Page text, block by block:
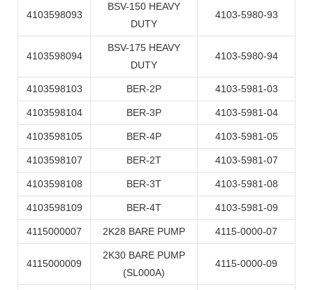
4103598093
BSV-150 HEAVY
DUTY
4103-5980-93
4103598094
BSV-175 HEAVY
DUTY
4103-5980-94
4103598103 BER-2P 4103-5981-03
4103598104 BER-3P 4103-5981-04
4103598105 BER-4P 4103-5981-05
4103598107 BER-2T 4103-5981-07
4103598108 BER-3T 4103-5981-08
4103598109 BER-4T 4103-5981-09
4115000007 2K28 BARE PUMP 4115-0000-07
4115000009
2K30 BARE PUMP
(SL000A)
4115-0000-09